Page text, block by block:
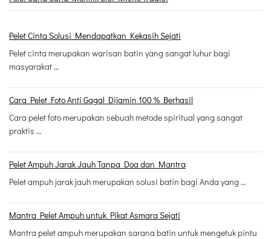
Pelet Cinta Solusi Mendapatkan Kekasih Sejati
Pelet cinta merupakan warisan batin yang sangat luhur bagi
masyarakat …
Cara Pelet Foto Anti Gagal Dijamin 100 % Berhasil
Cara pelet foto merupakan sebuah metode spiritual yang sangat
praktis …
Pelet Ampuh Jarak Jauh Tanpa Doa dan Mantra
Pelet ampuh jarak jauh merupakan solusi batin bagi Anda yang …
Mantra Pelet Ampuh untuk Pikat Asmara Sejati
Mantra pelet ampuh merupakan sarana batin untuk mengetuk pintu